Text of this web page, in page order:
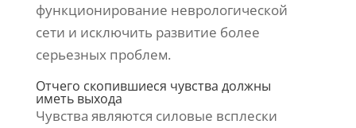
функционирование неврологической
сети и исключить развитие более
серьезных проблем.
Отчего скопившиеся чувства должны
иметь выхода
Чувства являются силовые всплески